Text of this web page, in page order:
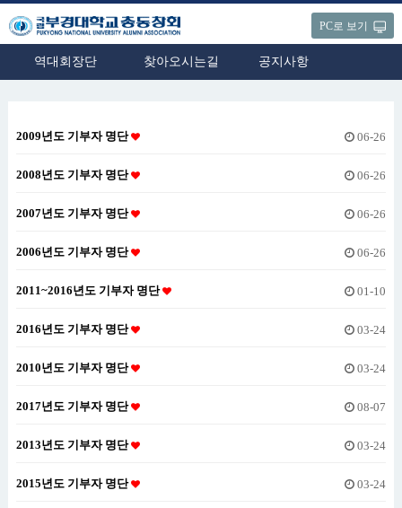
PC로 보기
역대회장단 찾아오시는길 공지사항
2009년도 기부자 명단 06-26
2008년도 기부자 명단 06-26
2007년도 기부자 명단 06-26
2006년도 기부자 명단 06-26
2011~2016년도 기부자 명단 01-10
2016년도 기부자 명단 03-24
2010년도 기부자 명단 03-24
2017년도 기부자 명단 08-07
2013년도 기부자 명단 03-24
2015년도 기부자 명단 03-24